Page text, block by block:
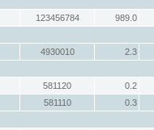
123456784
989.0
4930010
2.3
581120
0.2
581110
0.3